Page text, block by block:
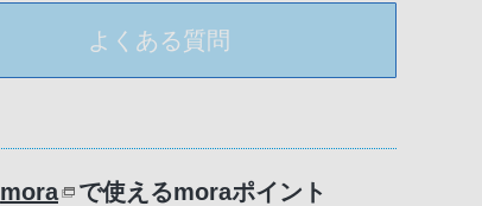
よくある質問
mora
で使えるmoraポイント